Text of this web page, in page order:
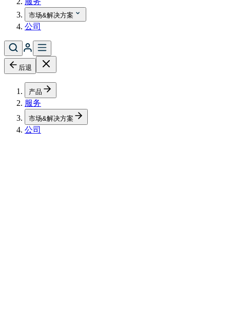
市场&解决方案
公司
后退
产品
服务
市场&解决方案
公司